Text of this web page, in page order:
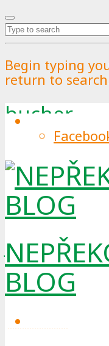
Begin typing
return to
BLOG
bucher
Oznámení
Nové posily
Jsme velmi
oznámit další
flotily.
Pražských
20.9.2019